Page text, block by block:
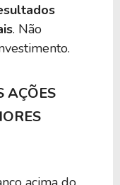
. Não
AÇÕES